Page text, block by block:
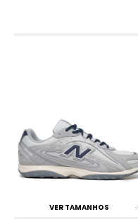
VER TAMANHOS